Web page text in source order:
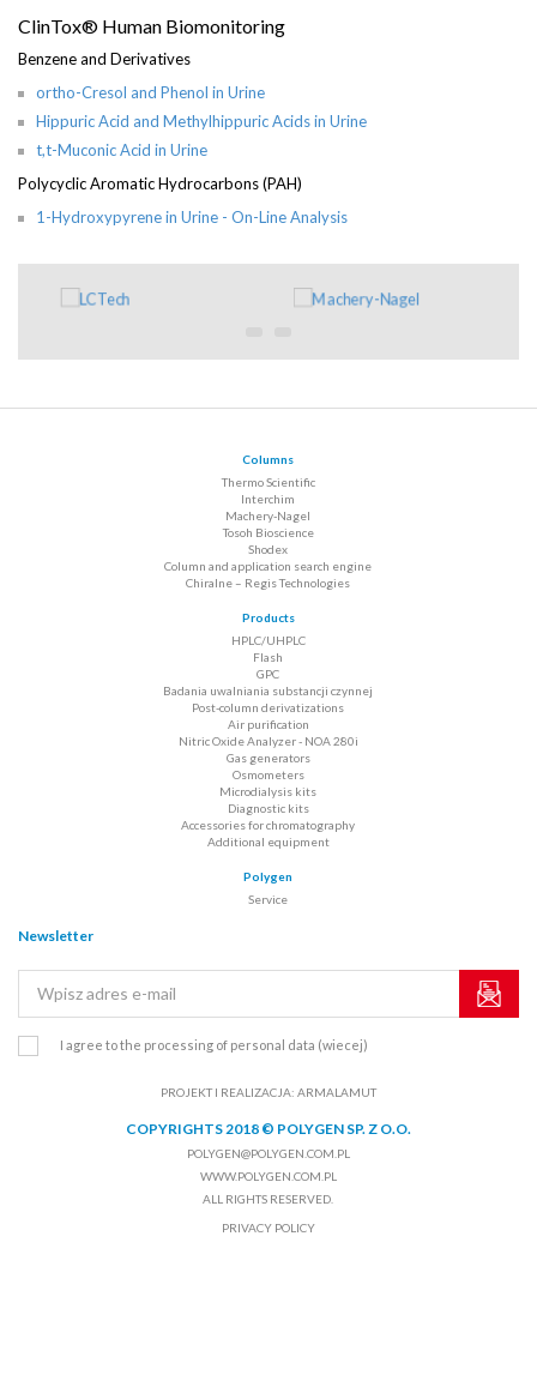
ClinTox® Human Biomonitoring
Benzene and Derivatives
ortho-Cresol and Phenol in Urine
Hippuric Acid and Methylhippuric Acids in Urine
t,t-Muconic Acid in Urine
Polycyclic Aromatic Hydrocarbons (PAH)
1-Hydroxypyrene in Urine - On-Line Analysis
Columns
Thermo Scientific
Interchim
Machery-Nagel
Tosoh Bioscience
Shodex
Column and application search engine
Chiralne – Regis Technologies
Products
HPLC/UHPLC
Flash
GPC
Badania uwalniania substancji czynnej
Post-column derivatizations
Air purification
Nitric Oxide Analyzer - NOA 280i
Gas generators
Osmometers
Microdialysis kits
Diagnostic kits
Accessories for chromatography
Additional equipment
Polygen
Service
Newsletter
I agree to the processing of personal data (wiecej)
PROJEKT I REALIZACJA: ARMALAMUT
COPYRIGHTS 2018 © POLYGEN SP. Z O.O.
POLYGEN@POLYGEN.COM.PL
WWW.POLYGEN.COM.PL
ALL RIGHTS RESERVED.
PRIVACY POLICY